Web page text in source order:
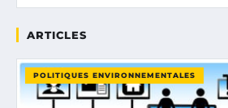
ARTICLES
POLITIQUES ENVIRONNEMENTALES